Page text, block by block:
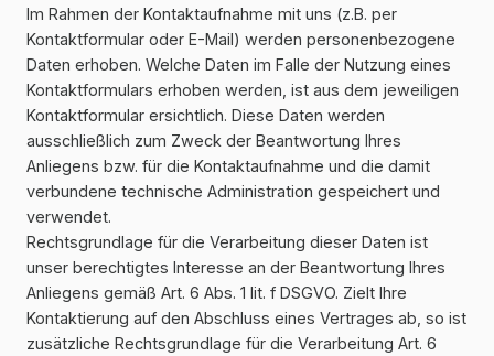
Im Rahmen der Kontaktaufnahme mit uns (z.B. per
Kontaktformular oder E-Mail) werden personenbezogene
Daten erhoben. Welche Daten im Falle der Nutzung eines
Kontaktformulars erhoben werden, ist aus dem jeweiligen
Kontaktformular ersichtlich. Diese Daten werden
ausschließlich zum Zweck der Beantwortung Ihres
Anliegens bzw. für die Kontaktaufnahme und die damit
verbundene technische Administration gespeichert und
verwendet.
Rechtsgrundlage für die Verarbeitung dieser Daten ist
unser berechtigtes Interesse an der Beantwortung Ihres
Anliegens gemäß Art. 6 Abs. 1 lit. f DSGVO. Zielt Ihre
Kontaktierung auf den Abschluss eines Vertrages ab, so ist
zusätzliche Rechtsgrundlage für die Verarbeitung Art. 6